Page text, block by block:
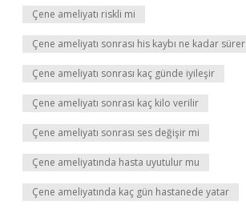
Çene ameliyatı riskli mi
Çene ameliyatı sonrası his kaybı ne kadar sürer
Çene ameliyatı sonrası kaç günde iyileşir
Çene ameliyatı sonrası kaç kilo verilir
Çene ameliyatı sonrası ses değişir mi
Çene ameliyatında hasta uyutulur mu
Çene ameliyatında kaç gün hastanede yatar